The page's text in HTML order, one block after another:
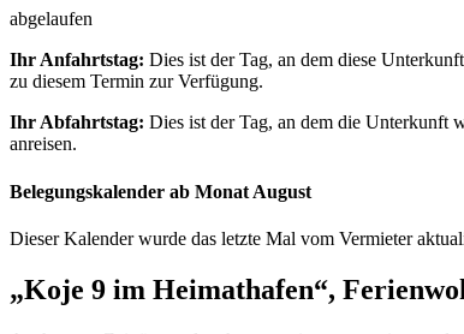
abgelaufen
Ihr Anfahrtstag: Dies ist der Tag, an dem diese
zu diesem Termin zur Verfügung.
Ihr Abfahrtstag: Dies ist der Tag, an dem die Unterkunft
anreisen.
Belegungskalender ab Monat August
Dieser Kalender wurde das letzte Mal vom Vermieter
„Koje 9 im Heimathafen“,